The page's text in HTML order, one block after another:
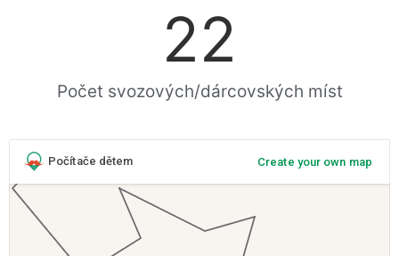
Počet svozových/dárcovských míst
22